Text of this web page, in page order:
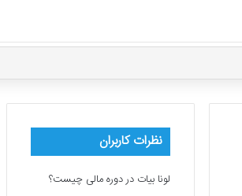
نظرات کاربران
لونا بیات دردوره مالی چیست؟